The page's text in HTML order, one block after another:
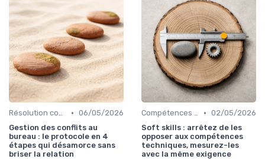
Résolution conflits • 06/05/2026
Gestion des conflits au
bureau : le protocole en 4
étapes qui désamorce sans
briser la relation
Compétences relationnelles • 02/05/2026
Soft skills : arrêtez de les
opposer aux compétences
techniques, mesurez-les
avec la même exigence